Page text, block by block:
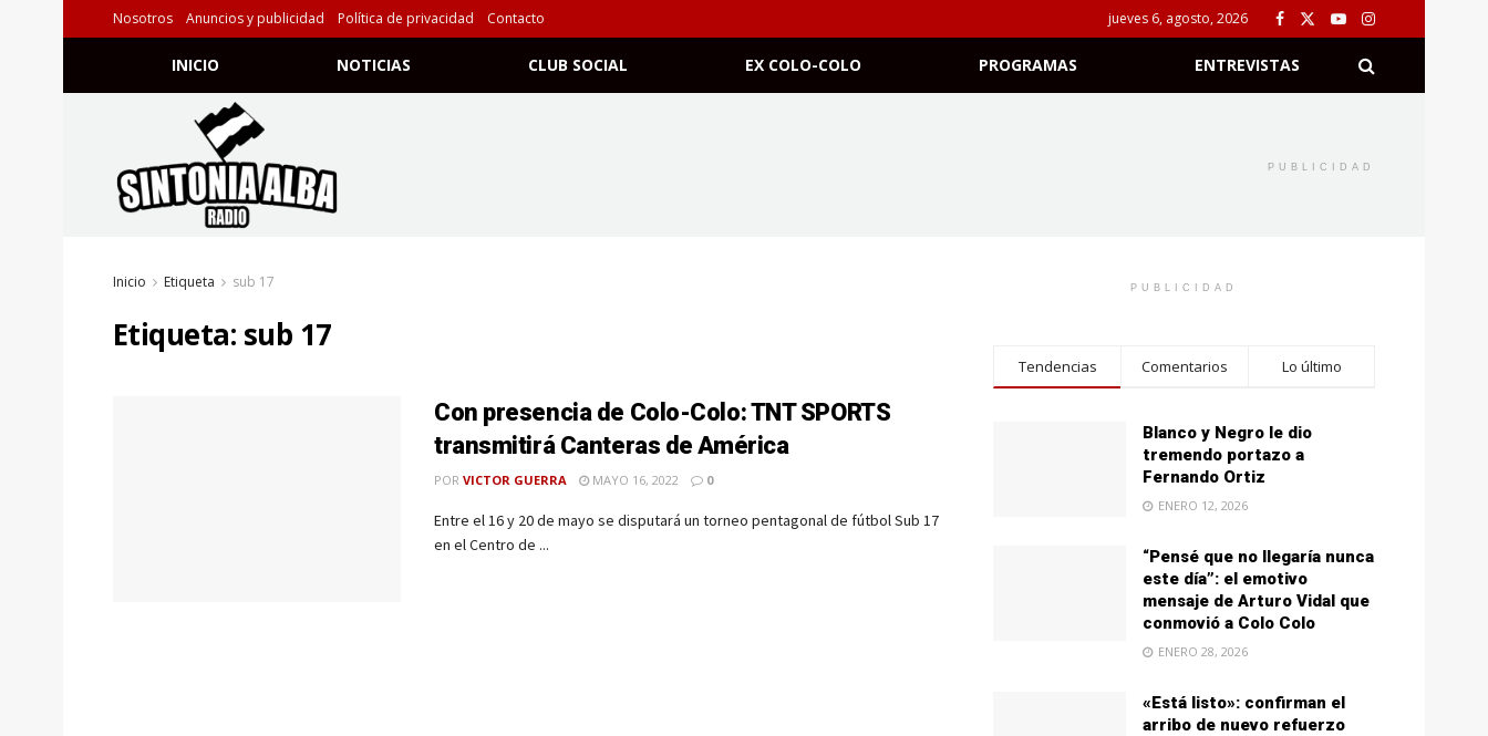
Nosotros Anuncios y publicidad Política de privacidad Contacto jueves 6, agosto, 2026
INICIO NOTICIAS CLUB SOCIAL EX COLO-COLO PROGRAMAS ENTREVISTAS
PUBLICIDAD
Inicio Etiqueta sub 17
Etiqueta: sub 17
Con presencia de Colo-Colo: TNT SPORTS
transmitirá Canteras de América
POR VICTOR GUERRA MAYO 16, 2022 0
Entre el 16 y 20 de mayo se disputará un torneo pentagonal de fútbol Sub 17
en el Centro de ...
PUBLICIDAD
Tendencias Comentarios Lo último
Blanco y Negro le dio
tremendo portazo a
Fernando Ortiz
ENERO 12, 2026
“Pensé que no llegaría nunca
este día”: el emotivo
mensaje de Arturo Vidal que
conmovió a Colo Colo
ENERO 28, 2026
«Está listo»: confirman el
arribo de nuevo refuerzo